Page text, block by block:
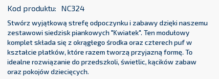
Kod produktu:
NC324
Stwórz wyjątkową strefę odpoczynku i zabawy dzięki naszemu
zestawowi siedzisk piankowych "Kwiatek". Ten modułowy
komplet składa się z okrągłego środka oraz czterech puf w
kształcie płatków, które razem tworzą przyjazną formę. To
idealne rozwiązanie do przedszkoli, świetlic, kącików zabaw
oraz pokojów dziecięcych.